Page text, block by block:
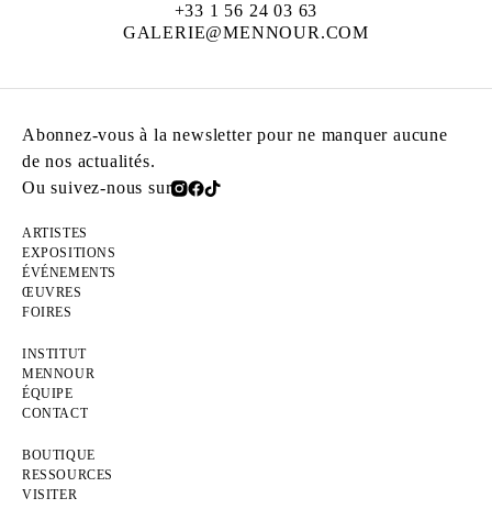
+33 1 56 24 03 63
GALERIE@MENNOUR.COM
Abonnez-vous à la newsletter pour ne manquer aucune
de nos actualités.
Ou suivez-nous sur
ARTISTES
EXPOSITIONS
ÉVÉNEMENTS
ŒUVRES
FOIRES
INSTITUT
MENNOUR
ÉQUIPE
CONTACT
BOUTIQUE
RESSOURCES
VISITER